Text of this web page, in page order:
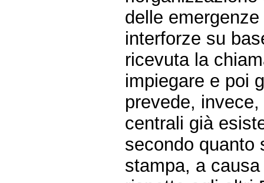
delle
interforze su
ricevuta la
impiegare e poi
prevede,
centrali già
secondo quanto
stampa, a